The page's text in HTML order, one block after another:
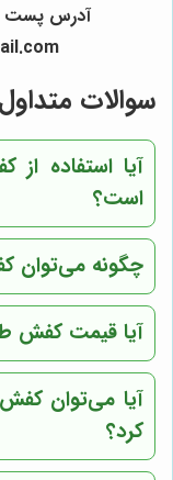
آدرس پست
سوالات
آیا استفاده
است؟
چگونه می‌توان
آیا قیمت کفش
آیا می‌توان
کرد؟